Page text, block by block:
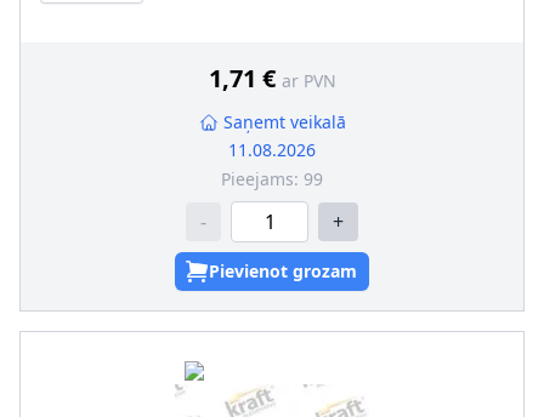
1,71 € ar PVN
Saņemt veikalā
11.08.2026
Pieejams: 99
- +
Pievienot grozam